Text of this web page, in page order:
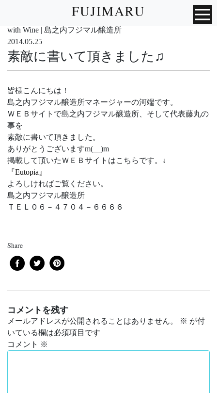
with Wine | 島之内フジマル醸造所
2014.05.25
素敵に書いて頂きました♫
皆様こんにちは！
島之内フジマル醸造所マネージャーの河端です。
ＷＥＢサイトで島之内フジマル醸造所、そして代表藤丸の
事を
素敵に書いて頂きました。
ありがとうございますm(__)m
掲載して頂いたＷＥＢサイトはこちらです。↓
『Eutopia』
よろしければご覧ください。
島之内フジマル醸造所
ＴＥＬ０６－４７０４－６６６６
Share
コメントを残す
メールアドレスが公開されることはありません。 ※ が付
いている欄は必須項目です
コメント ※